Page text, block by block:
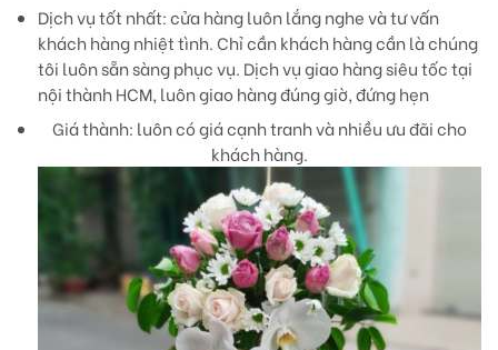
Dịch vụ tốt nhất:cửa hàng luôn lắng nghe và tư vấn
khách hàng nhiệt tình. Chỉ cần khách hàng cần là chúng
tôi luôn sẵn sàng phục vụ. Dịch vụ giao hàng siêu tốc tại
nội thành HCM, luôn giao hàng đúng giờ, đứng hẹn
Giá thành: luôn có giá cạnh tranh và nhiều ưu đãi cho
khách hàng.